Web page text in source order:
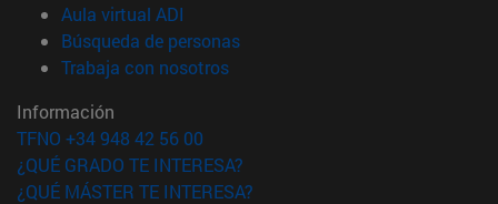
Aula virtual ADI
Búsqueda de personas(abre en nueva ventana)
Trabaja con nosotros(abre en nueva ventana)
Información
TFNO +34 948 42 56 00
¿QUÉ GRADO TE INTERESA?
¿QUÉ MÁSTER TE INTERESA?